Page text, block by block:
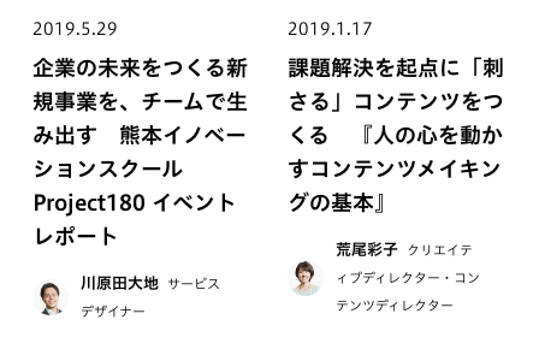
2019.5.29
企業の未来をつくる新
規事業を、チームで生
み出す 熊本イノベー
ションスクール
Project180 イベント
レポート
川原田大地 サービス
デザイナー
2019.1.17
課題解決を起点に「刺
さる」コンテンツをつ
くる 『人の心を動か
すコンテンツメイキン
グの基本』
荒尾彩子 クリエイテ
ィブディレクター・コン
テンツディレクター